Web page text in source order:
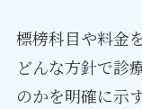
標榜科目や料金
どんな方針で診
のかを明確に示